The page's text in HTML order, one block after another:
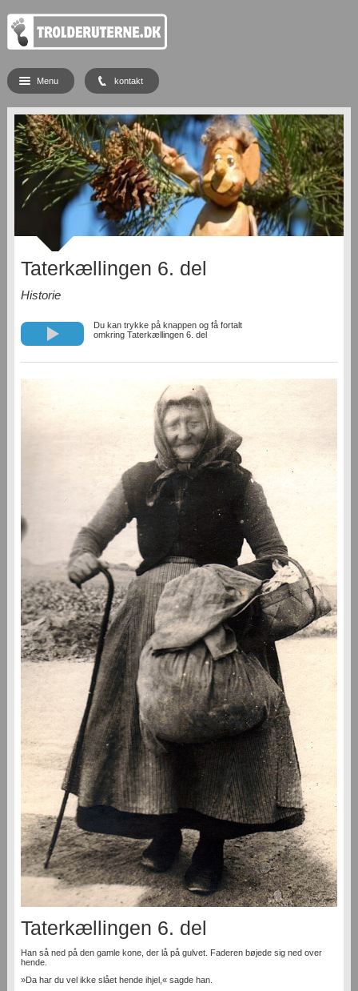
Taterkællingen 6. del
Historie
Du kan trykke på knappen og få fortalt
omkring Taterkællingen 6. del
Taterkællingen 6. del
Han så ned på den gamle kone, der lå på gulvet. Faderen bøjede sig ned over
hende.
»Da har du vel ikke slået hende ihjel,« sagde han.
Menu kontakt